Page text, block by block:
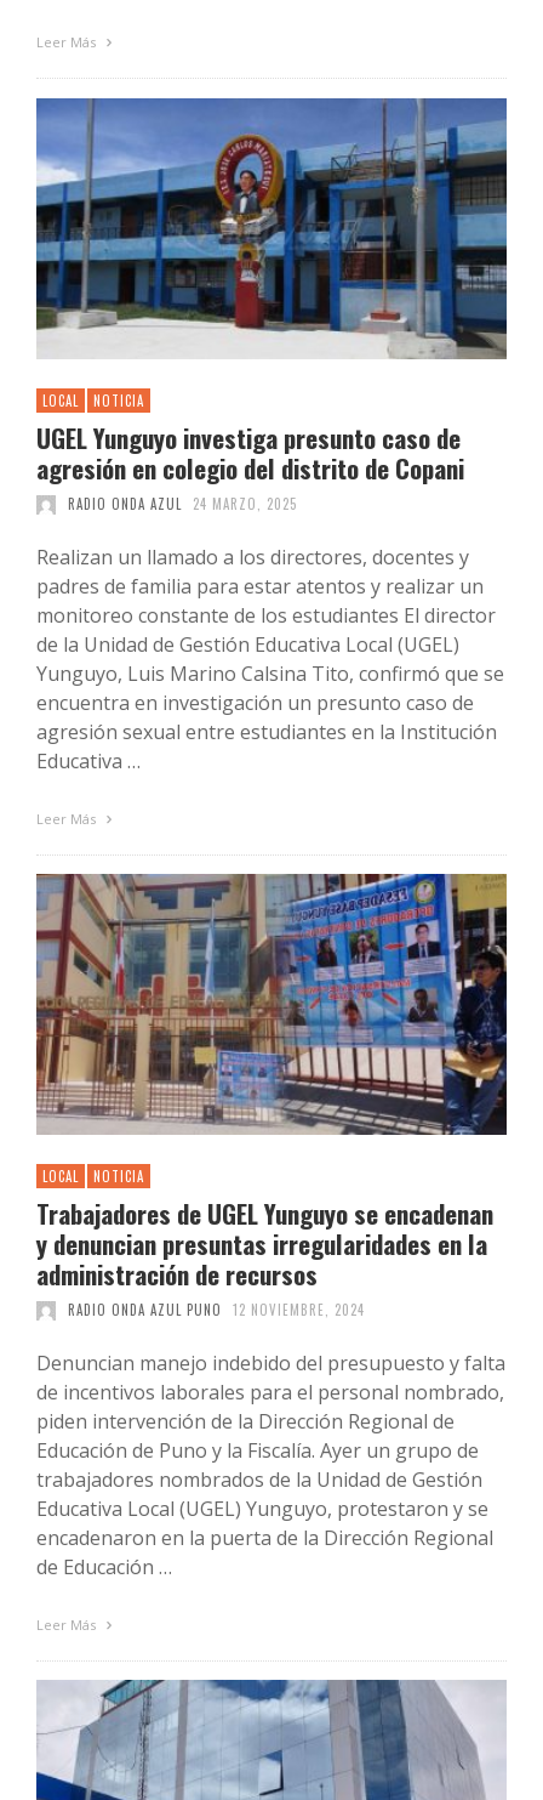
Leer Más
LOCAL NOTICIA
UGEL Yunguyo investiga presunto caso de
agresión en colegio del distrito de Copani
RADIO ONDA AZUL 24 MARZO, 2025
Realizan un llamado a los directores, docentes y
padres de familia para estar atentos y realizar un
monitoreo constante de los estudiantes El director
de la Unidad de Gestión Educativa Local (UGEL)
Yunguyo, Luis Marino Calsina Tito, confirmó que se
encuentra en investigación un presunto caso de
agresión sexual entre estudiantes en la Institución
Educativa …
Leer Más
LOCAL NOTICIA
Trabajadores de UGEL Yunguyo se encadenan
y denuncian presuntas irregularidades en la
administración de recursos
RADIO ONDA AZUL PUNO 12 NOVIEMBRE, 2024
Denuncian manejo indebido del presupuesto y falta
de incentivos laborales para el personal nombrado,
piden intervención de la Dirección Regional de
Educación de Puno y la Fiscalía. Ayer un grupo de
trabajadores nombrados de la Unidad de Gestión
Educativa Local (UGEL) Yunguyo, protestaron y se
encadenaron en la puerta de la Dirección Regional
de Educación …
Leer Más